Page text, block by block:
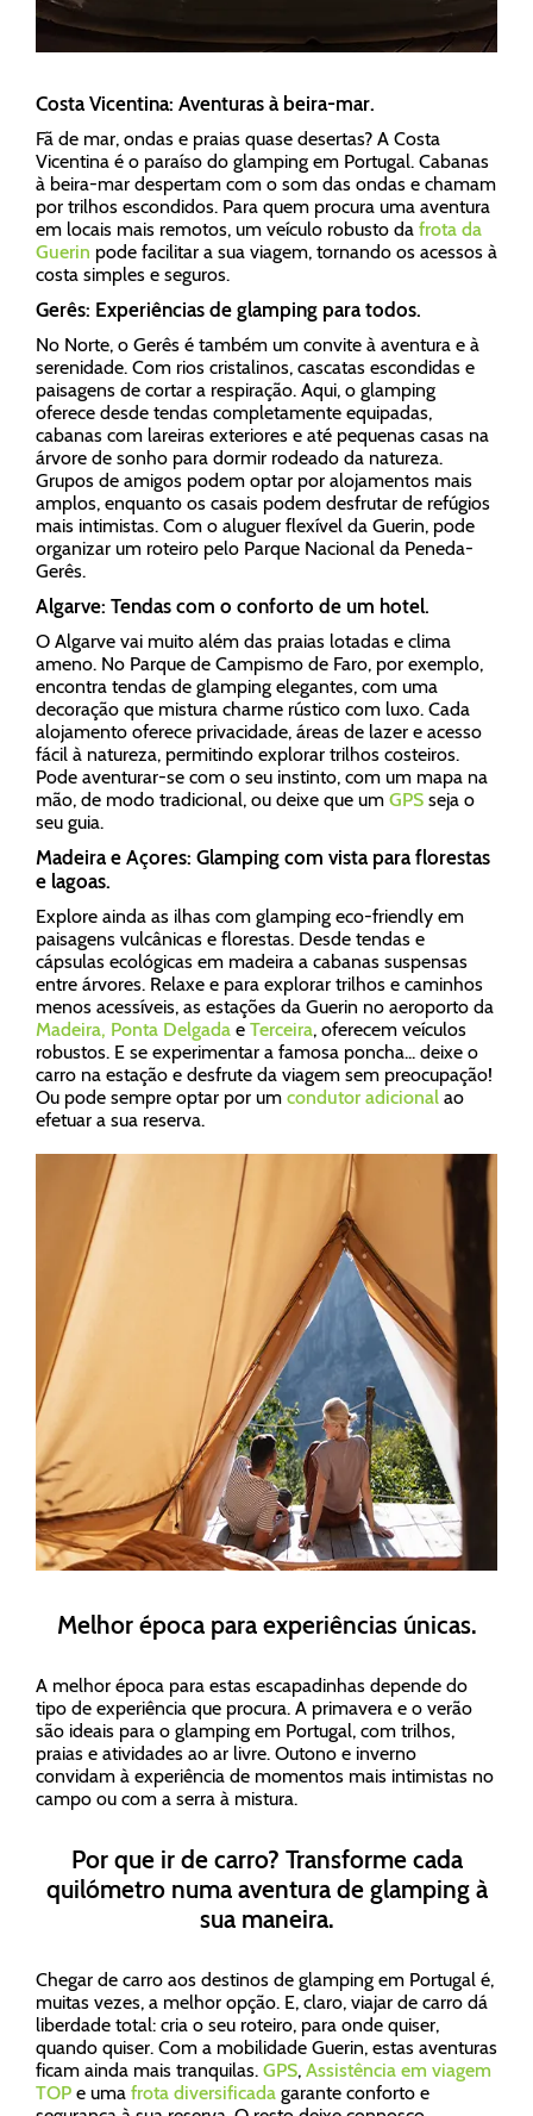
Costa Vicentina: Aventuras à beira-mar.
Fã de mar, ondas e praias quase desertas? A Costa
Vicentina é o paraíso do glamping em Portugal. Cabanas
à beira-mar despertam com o som das ondas e chamam
por trilhos escondidos. Para quem procura uma aventura
em locais mais remotos, um veículo robusto da frota da
Guerin pode facilitar a sua viagem, tornando os acessos à
costa simples e seguros.
Gerês: Experiências de glamping para todos.
No Norte, o Gerês é também um convite à aventura e à
serenidade. Com rios cristalinos, cascatas escondidas e
paisagens de cortar a respiração. Aqui, o glamping
oferece desde tendas completamente equipadas,
cabanas com lareiras exteriores e até pequenas casas na
árvore de sonho para dormir rodeado da natureza.
Grupos de amigos podem optar por alojamentos mais
amplos, enquanto os casais podem desfrutar de refúgios
mais intimistas. Com o aluguer flexível da Guerin, pode
organizar um roteiro pelo Parque Nacional da Peneda-
Gerês.
Algarve: Tendas com o conforto de um hotel.
O Algarve vai muito além das praias lotadas e clima
ameno. No Parque de Campismo de Faro, por exemplo,
encontra tendas de glamping elegantes, com uma
decoração que mistura charme rústico com luxo. Cada
alojamento oferece privacidade, áreas de lazer e acesso
fácil à natureza, permitindo explorar trilhos costeiros.
Pode aventurar-se com o seu instinto, com um mapa na
mão, de modo tradicional, ou deixe que um GPS seja o
seu guia.
Madeira e Açores: Glamping com vista para florestas
e lagoas.
Explore ainda as ilhas com glamping eco-friendly em
paisagens vulcânicas e florestas. Desde tendas e
cápsulas ecológicas em madeira a cabanas suspensas
entre árvores. Relaxe e para explorar trilhos e caminhos
menos acessíveis, as estações da Guerin no aeroporto da
Madeira, Ponta Delgada e Terceira, oferecem veículos
robustos. E se experimentar a famosa poncha... deixe o
carro na estação e desfrute da viagem sem preocupação!
Ou pode sempre optar por um condutor adicional ao
efetuar a sua reserva.
Melhor época para experiências únicas.
A melhor época para estas escapadinhas depende do
tipo de experiência que procura. A primavera e o verão
são ideais para o glamping em Portugal, com trilhos,
praias e atividades ao ar livre. Outono e inverno
convidam à experiência de momentos mais intimistas no
campo ou com a serra à mistura.
Por que ir de carro? Transforme cada
quilómetro numa aventura de glamping à
sua maneira.
Chegar de carro aos destinos de glamping em Portugal é,
muitas vezes, a melhor opção. E, claro, viajar de carro dá
liberdade total: cria o seu roteiro, para onde quiser,
quando quiser. Com a mobilidade Guerin, estas aventuras
ficam ainda mais tranquilas. GPS, Assistência em viagem
TOP e uma frota diversificada garante conforto e